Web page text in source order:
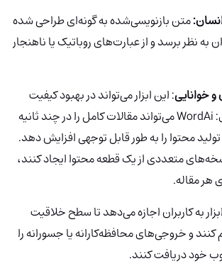
متن بازنویسی‌شده به گونه‌ای طراحی شده
به نظر برسد و از عبارت‌های روباتیک یا ناهنجار
و خوانایی: این ابزار می‌تواند در بهبود کیفیت
متن نیز کمک کند.ی: WordAi می‌تواند مقالات کامل را در چند ثانیه
محتوا را به طور قابل توجهی افزایش دهد.
متعددی از یک قطعه محتوا ایجاد کنند،
به کاربران اجازه می‌دهد تا سطح خلاقیت
کنند و خروجی‌های محافظه‌کارانه یا جسورانه را
خود دریافت کنند.